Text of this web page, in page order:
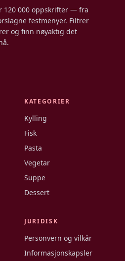
120 000 oppskrifter — fra
festmenyer. Filtrer
og finn nøyaktig det
KATEGORIER
Kylling
Fisk
Pasta
Vegetar
Suppe
Dessert
JURIDISK
Personvern og vilkår
Informasjonskapsler